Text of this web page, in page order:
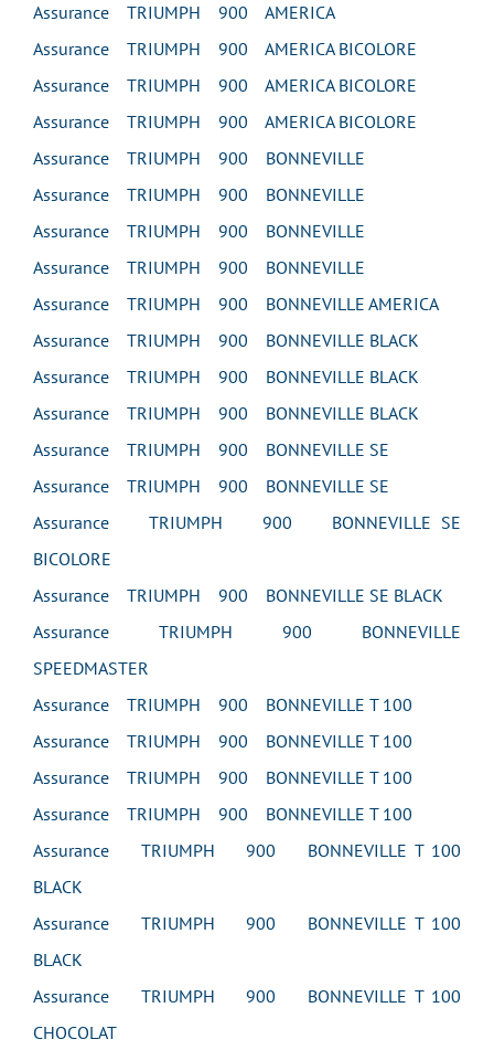
Assurance TRIUMPH 900 AMERICA
Assurance TRIUMPH 900 AMERICA BICOLORE
Assurance TRIUMPH 900 AMERICA BICOLORE
Assurance TRIUMPH 900 AMERICA BICOLORE
Assurance TRIUMPH 900 BONNEVILLE
Assurance TRIUMPH 900 BONNEVILLE
Assurance TRIUMPH 900 BONNEVILLE
Assurance TRIUMPH 900 BONNEVILLE
Assurance TRIUMPH 900 BONNEVILLE AMERICA
Assurance TRIUMPH 900 BONNEVILLE BLACK
Assurance TRIUMPH 900 BONNEVILLE BLACK
Assurance TRIUMPH 900 BONNEVILLE BLACK
Assurance TRIUMPH 900 BONNEVILLE SE
Assurance TRIUMPH 900 BONNEVILLE SE
Assurance TRIUMPH 900 BONNEVILLE SE
BICOLORE
Assurance TRIUMPH 900 BONNEVILLE SE BLACK
Assurance TRIUMPH 900 BONNEVILLE
SPEEDMASTER
Assurance TRIUMPH 900 BONNEVILLE T 100
Assurance TRIUMPH 900 BONNEVILLE T 100
Assurance TRIUMPH 900 BONNEVILLE T 100
Assurance TRIUMPH 900 BONNEVILLE T 100
Assurance TRIUMPH 900 BONNEVILLE T 100
BLACK
Assurance TRIUMPH 900 BONNEVILLE T 100
BLACK
Assurance TRIUMPH 900 BONNEVILLE T 100
CHOCOLAT